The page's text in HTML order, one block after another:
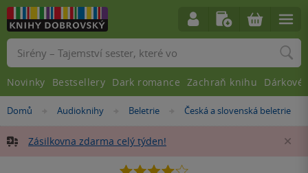
Nacházíte
zde:
Domů »Audioknihy »
Beletrie »
Česká a slovenská beletrie
Zásilkovna zdarma celý týden!
4.0
Vyhledávání
Novinky Bestsellery Dark romance Zachraň knihu Dárkové